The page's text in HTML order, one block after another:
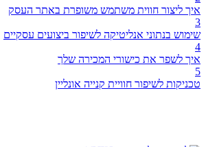
איך ליצור חווית משתמש משופרת באתר העסק
3
שימוש בנתוני אנליטיקה לשיפור ביצועים עסקיים
4
איך לשפר את כישורי המכירה שלך
5
טכניקות לשיפור חוויית קנייה אונליין